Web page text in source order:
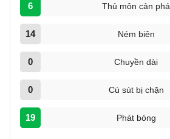
6 Thủ môn cản phá
14 Ném biên
0 Chuyền dài
0 Cú sút bị chặn
19 Phát bóng